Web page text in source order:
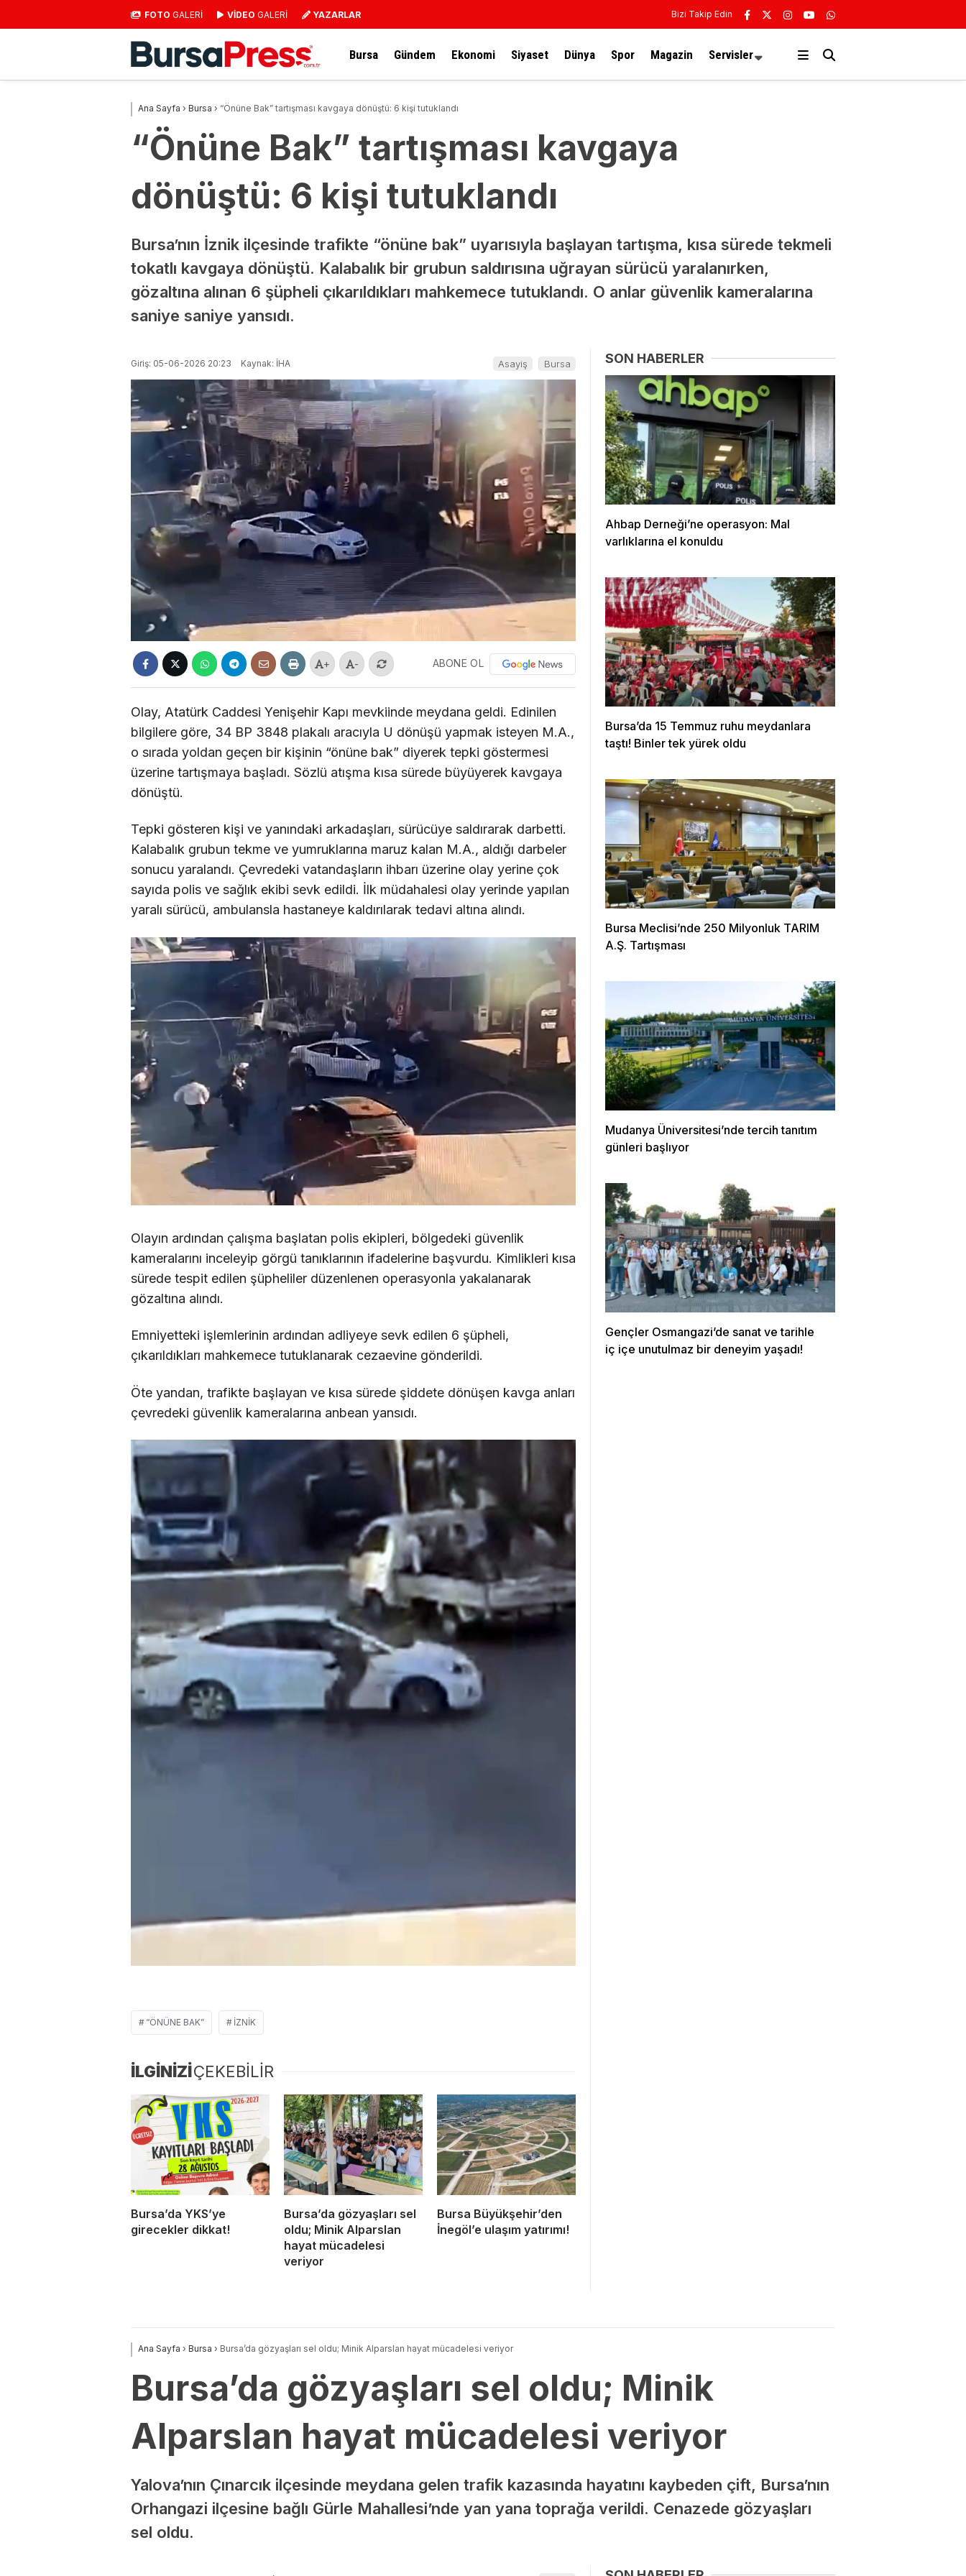
FOTO GALERİ VİDEO GALERİ YAZARLAR Bizi Takip Edin
Bursa Gündem Ekonomi Siyaset Dünya Spor Magazin Servisler
Ana Sayfa › Bursa › “Önüne Bak” tartışması kavgaya dönüştü: 6 kişi tutuklandı
“Önüne Bak” tartışması kavgaya
dönüştü: 6 kişi tutuklandı
Bursa’nın İznik ilçesinde trafikte “önüne bak” uyarısıyla başlayan tartışma, kısa sürede tekmeli
tokatlı kavgaya dönüştü. Kalabalık bir grubun saldırısına uğrayan sürücü yaralanırken,
gözaltına alınan 6 şüpheli çıkarıldıkları mahkemece tutuklandı. O anlar güvenlik kameralarına
saniye saniye yansıdı.
Giriş: 05-06-2026 20:23 Kaynak: İHA Asayiş Bursa
+ - ABONE OL
Olay, Atatürk Caddesi Yenişehir Kapı mevkiinde meydana geldi. Edinilen
bilgilere göre, 34 BP 3848 plakalı aracıyla U dönüşü yapmak isteyen M.A.,
o sırada yoldan geçen bir kişinin “önüne bak” diyerek tepki göstermesi
üzerine tartışmaya başladı. Sözlü atışma kısa sürede büyüyerek kavgaya
dönüştü.
Tepki gösteren kişi ve yanındaki arkadaşları, sürücüye saldırarak darbetti.
Kalabalık grubun tekme ve yumruklarına maruz kalan M.A., aldığı darbeler
sonucu yaralandı. Çevredeki vatandaşların ihbarı üzerine olay yerine çok
sayıda polis ve sağlık ekibi sevk edildi. İlk müdahalesi olay yerinde yapılan
yaralı sürücü, ambulansla hastaneye kaldırılarak tedavi altına alındı.
Olayın ardından çalışma başlatan polis ekipleri, bölgedeki güvenlik
kameralarını inceleyip görgü tanıklarının ifadelerine başvurdu. Kimlikleri kısa
sürede tespit edilen şüpheliler düzenlenen operasyonla yakalanarak
gözaltına alındı.
Emniyetteki işlemlerinin ardından adliyeye sevk edilen 6 şüpheli,
çıkarıldıkları mahkemece tutuklanarak cezaevine gönderildi.
Öte yandan, trafikte başlayan ve kısa sürede şiddete dönüşen kavga anları
çevredeki güvenlik kameralarına anbean yansıdı.
“ÖNÜNE BAK” İZNIK
İLGİNİZİÇEKEBİLİR
Bursa’da YKS’ye
girecekler dikkat!
Bursa’da gözyaşları sel
oldu; Minik Alparslan
hayat mücadelesi
veriyor
Bursa Büyükşehir’den
İnegöl’e ulaşım yatırımı!
SON HABERLER
Ahbap Derneği’ne operasyon: Mal
varlıklarına el konuldu
Bursa’da 15 Temmuz ruhu meydanlara
taştı! Binler tek yürek oldu
Bursa Meclisi’nde 250 Milyonluk TARIM
A.Ş. Tartışması
Mudanya Üniversitesi’nde tercih tanıtım
günleri başlıyor
Gençler Osmangazi’de sanat ve tarihle
iç içe unutulmaz bir deneyim yaşadı!
Ana Sayfa › Bursa › Bursa’da gözyaşları sel oldu; Minik Alparslan hayat mücadelesi veriyor
Bursa’da gözyaşları sel oldu; Minik
Alparslan hayat mücadelesi veriyor
Yalova’nın Çınarcık ilçesinde meydana gelen trafik kazasında hayatını kaybeden çift, Bursa’nın
Orhangazi ilçesine bağlı Gürle Mahallesi’nde yan yana toprağa verildi. Cenazede gözyaşları
sel oldu.